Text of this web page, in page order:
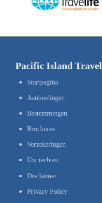
Pacific Island Travel
Startpagina
Aanbiedingen
Bestemmingen
Brochures
Verzekeringen
Uw rechten
Disclaimer
Privacy Policy